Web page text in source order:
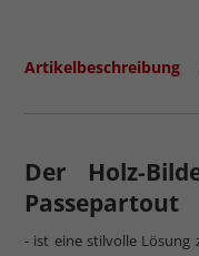
Artikelbeschreibung
Der Holz-
Passepartout
- ist eine stilvolle Lösung